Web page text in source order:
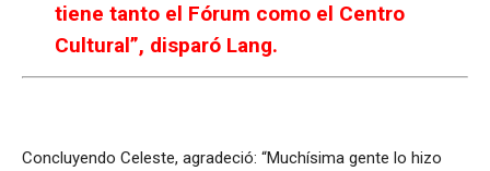
tiene tanto el Fórum como el Centro
Cultural”, disparó Lang.
Concluyendo Celeste, agradeció: “Muchísima gente lo hizo